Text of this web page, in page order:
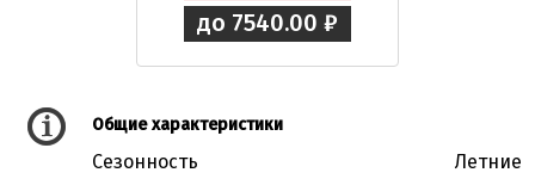
до 7540.00 ₽
Общие характеристики
Сезонность
Летние